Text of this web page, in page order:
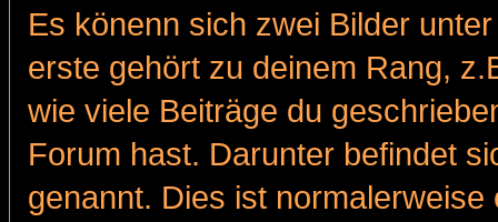
Es könenn sich zwei Bilder
erste gehört zu deinem Rang,
wie viele Beiträge du
Forum hast. Darunter befindet
genannt. Dies ist